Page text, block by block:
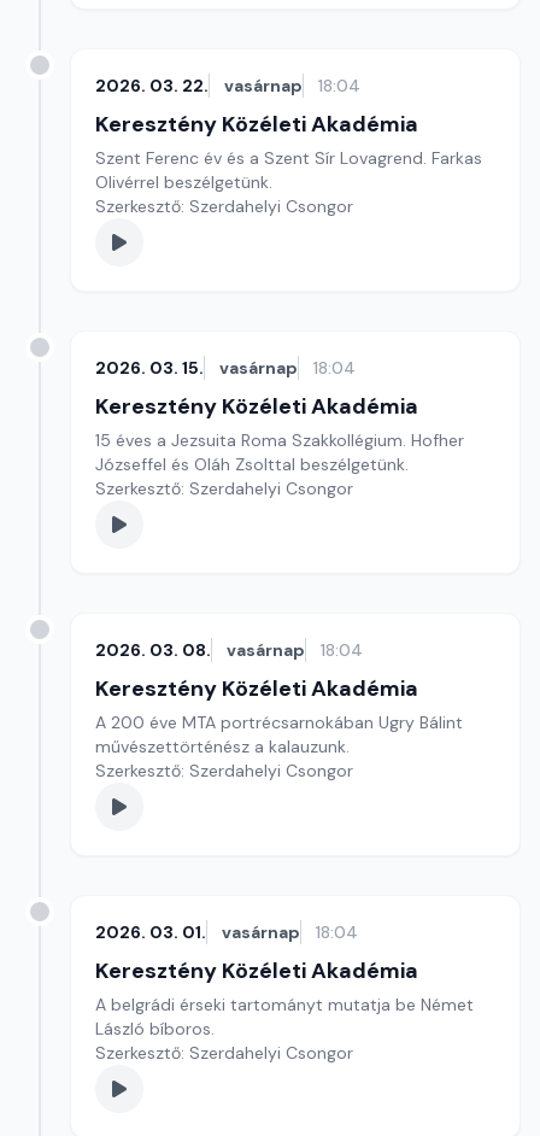
2026. 03. 22. vasárnap 18:04
Keresztény Közéleti Akadémia
Szent Ferenc év és a Szent Sír Lovagrend. Farkas
Olivérrel beszélgetünk.
Szerkesztő: Szerdahelyi Csongor
2026. 03. 15. vasárnap 18:04
Keresztény Közéleti Akadémia
15 éves a Jezsuita Roma Szakkollégium. Hofher
Józseffel és Oláh Zsolttal beszélgetünk.
Szerkesztő: Szerdahelyi Csongor
2026. 03. 08. vasárnap 18:04
Keresztény Közéleti Akadémia
A 200 éve MTA portrécsarnokában Ugry Bálint
művészettörténész a kalauzunk.
Szerkesztő: Szerdahelyi Csongor
2026. 03. 01. vasárnap 18:04
Keresztény Közéleti Akadémia
A belgrádi érseki tartományt mutatja be Német
László bíboros.
Szerkesztő: Szerdahelyi Csongor